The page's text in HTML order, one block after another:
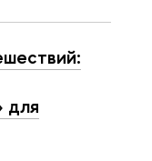
для